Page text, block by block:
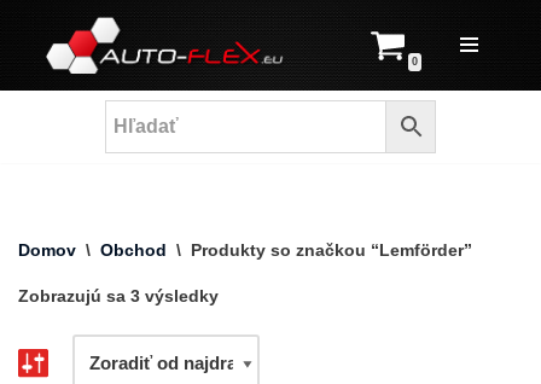
Prejsť
na
0
Domov \ Obchod \ Produkty so značkou “Lemförder”
Zobrazujú sa 3 výsledky